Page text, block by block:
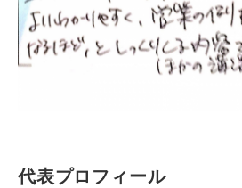
代表プロフィール